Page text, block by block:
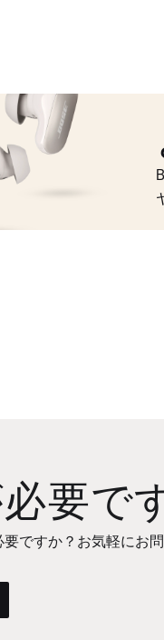
要で
ですか？お気軽にお